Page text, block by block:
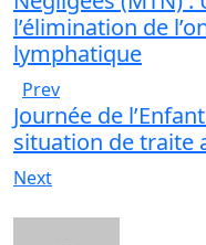
l’élimination de
lymphatique
Prev
Journée de
situation de traite
Next